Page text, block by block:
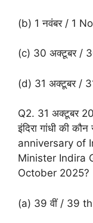
(b) 1 नवंबर / 1
(c) 30 अक्टूबर /
(d) 31 अक्टूबर /
Q2. 31 अक्टूबर
इंदिरा गांधी की
anniversary of
Minister Indira
October 2025?
(a) 39 वीं / 39 th